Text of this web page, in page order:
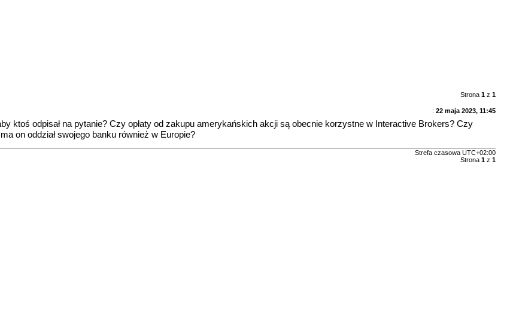
Strona 1z 1
: 22 maja 2023, 11:45
ktoś odpisał na pytanie? Czy opłaty od zakupu amerykańskich akcji są obecnie korzystne w Interactive Brokers? Czy
on oddział swojego banku również w Europie?
Strefa czasowa UTC+02:00
Strona 1z 1